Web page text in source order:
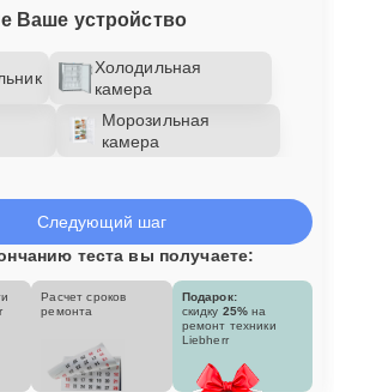
Ваше устройство
Холодильная
камера
Морозильная
камера
Следующий шаг
теста вы получаете:
Расчет сроков
ремонта
Подарок:
скидку 25% на
ремонт техники
Liebherr